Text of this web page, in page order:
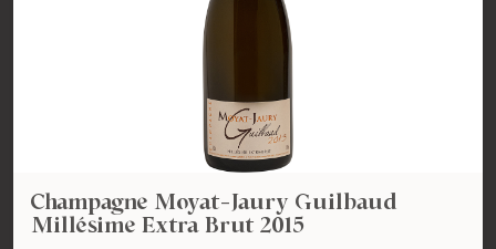
Champagne Moyat-Jaury Guilbaud
Millésime Extra Brut 2015